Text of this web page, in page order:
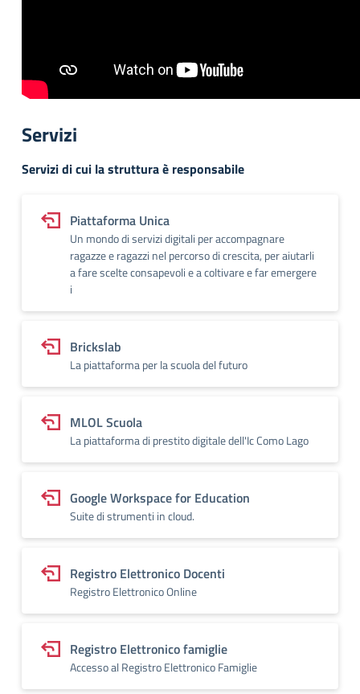
Servizi
Servizi di cui la struttura è responsabile
Piattaforma Unica
Un mondo di servizi digitali per accompagnare
ragazze e ragazzi nel percorso di crescita, per aiutarli
a fare scelte consapevoli e a coltivare e far emergere
i
Brickslab
La piattaforma per la scuola del futuro
MLOL Scuola
La piattaforma di prestito digitale dell'Ic Como Lago
Google Workspace for Education
Suite di strumenti in cloud.
Registro Elettronico Docenti
Registro Elettronico Online
Registro Elettronico famiglie
Accesso al Registro Elettronico Famiglie